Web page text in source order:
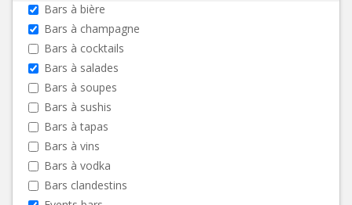
Bars à bière
Bars à champagne
Bars à cocktails
Bars à salades
Bars à soupes
Bars à sushis
Bars à tapas
Bars à vins
Bars à vodka
Bars clandestins